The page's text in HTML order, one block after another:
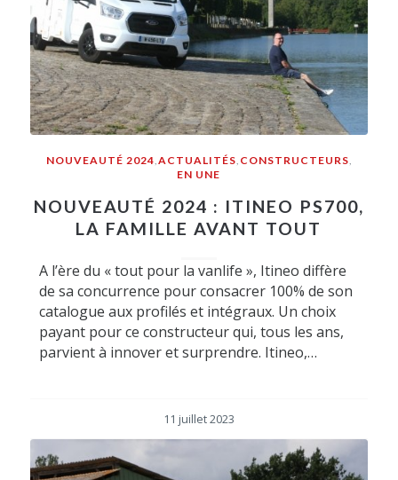
NOUVEAUTÉ 2024 ,ACTUALITÉS CONSTRUCTEURS
EN UNE
NOUVEAUTÉ 2024 : ITINEO PS700,
LA FAMILLE AVANT TOUT
A l’ère du « tout pour la vanlife », Itineo diffère
de sa concurrence pour consacrer 100% de son
catalogue aux profilés et intégraux. Un choix
payant pour ce constructeur qui, tous les ans,
parvient à innover et surprendre. Itineo,…
11 juillet 2023